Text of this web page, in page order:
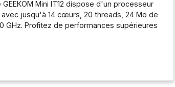
Mini IT12 dispose d'un processeur
jusqu'à 14 cœurs, 20 threads, 24 Mo de
GHz. Profitez de performances supérieures
la vidéo, le streaming, les jeux et
de stockage - Le mini PC de jeu
en charge le double canal, extensible